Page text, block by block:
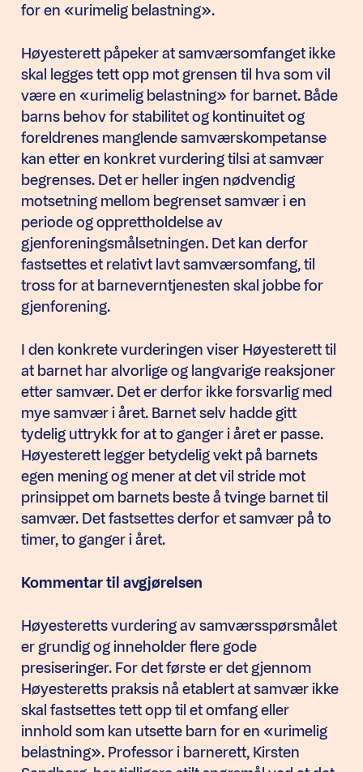
for en «urimelig belastning».
Høyesterett påpeker at samværsomfanget ikke
skal legges tett opp mot grensen til hva som vil
være en «urimelig belastning» for barnet. Både
barns behov for stabilitet og kontinuitet og
foreldrenes manglende samværskompetanse
kan etter en konkret vurdering tilsi at samvær
begrenses. Det er heller ingen nødvendig
motsetning mellom begrenset samvær i en
periode og opprettholdelse av
gjenforeningsmålsetningen. Det kan derfor
fastsettes et relativt lavt samværsomfang, til
tross for at barneverntjenesten skal jobbe for
gjenforening.
I den konkrete vurderingen viser Høyesterett til
at barnet har alvorlige og langvarige reaksjoner
etter samvær. Det er derfor ikke forsvarlig med
mye samvær i året. Barnet selv hadde gitt
tydelig uttrykk for at to ganger i året er passe.
Høyesterett legger betydelig vekt på barnets
egen mening og mener at det vil stride mot
prinsippet om barnets beste å tvinge barnet til
samvær. Det fastsettes derfor et samvær på to
timer, to ganger i året.
Kommentar til avgjørelsen
Høyesteretts vurdering av samværsspørsmålet
er grundig og inneholder flere gode
presiseringer. For det første er det gjennom
Høyesteretts praksis nå etablert at samvær ikke
skal fastsettes tett opp til et omfang eller
innhold som kan utsette barn for en «urimelig
belastning». Professor i barnerett, Kirsten